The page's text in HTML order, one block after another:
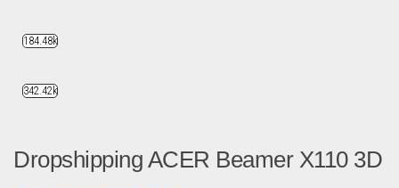
Dropshipping ACER Beamer X110 3D
184.48k
342.42k